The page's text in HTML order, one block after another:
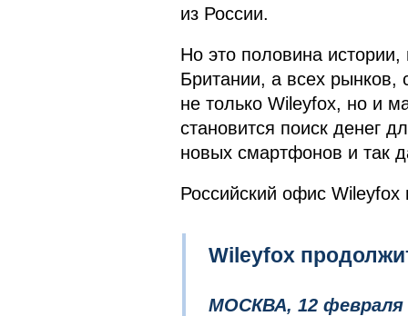
из России.
Но это половина истории,
Британии, а всех рынков,
не только Wileyfox, но и
становится поиск денег
новых смартфонов и так
Российский офис
Wileyfox
МОСКВА, 12 февраля